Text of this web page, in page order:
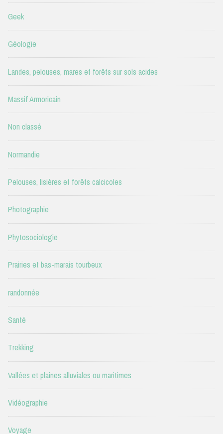
Geek
Géologie
Landes, pelouses, mares et forêts sur sols acides
Massif Armoricain
Non classé
Normandie
Pelouses, lisières et forêts calcicoles
Photographie
Phytosociologie
Prairies et bas-marais tourbeux
randonnée
Santé
Trekking
Vallées et plaines alluviales ou maritimes
Vidéographie
Voyage